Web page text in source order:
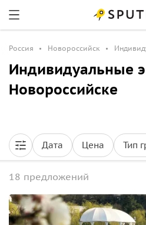
Россия Новороссийск
Индивидуальные
Новороссийске
Дата Цена Тип
18 предложений